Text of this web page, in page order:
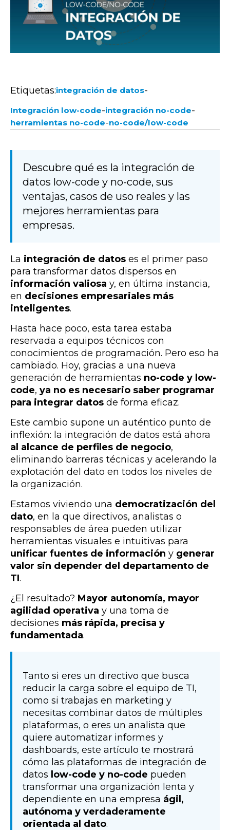
Etiquetas:integración de datos-
Integración low-code-integración no-code-
herramientas no-code-no-code/low-code
Descubre qué es la integración de
datos low-code y no-code, sus
ventajas, casos de uso reales y las
mejores herramientas para
empresas.
La integración de datos es el primer paso
para transformar datos dispersos en
información valiosa y, en última instancia,
en decisiones empresariales más
inteligentes.
Hasta hace poco, esta tarea estaba
reservada a equipos técnicos con
conocimientos de programación. Pero eso ha
cambiado. Hoy, gracias a una nueva
generación de herramientas no-code y low-
code, ya no es necesario saber programar
para integrar datos de forma eficaz.
Este cambio supone un auténtico punto de
inflexión: la integración de datos está ahora
al alcance de perfiles de negocio,
eliminando barreras técnicas y acelerando la
explotación del dato en todos los niveles de
la organización.
Estamos viviendo una democratización del
dato, en la que directivos, analistas o
responsables de área pueden utilizar
herramientas visuales e intuitivas para
unificar fuentes de información y generar
valor sin depender del departamento de
TI.
¿El resultado? Mayor autonomía, mayor
agilidad operativa y una toma de
decisiones más rápida, precisa y
fundamentada.
Tanto si eres un directivo que busca
reducir la carga sobre el equipo de TI,
como si trabajas en marketing y
necesitas combinar datos de múltiples
plataformas, o eres un analista que
quiere automatizar informes y
dashboards, este artículo te mostrará
cómo las plataformas de integración de
datos low-code y no-code pueden
transformar una organización lenta y
dependiente en una empresa ágil,
autónoma y verdaderamente
orientada al dato.